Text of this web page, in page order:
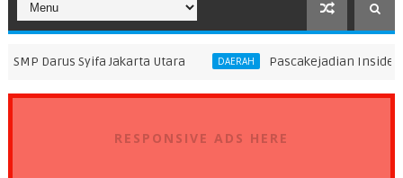
Jakarta Utara DAERAH Pascakejadian Insiden Kebakaran
RESPONSIVE ADS HERE